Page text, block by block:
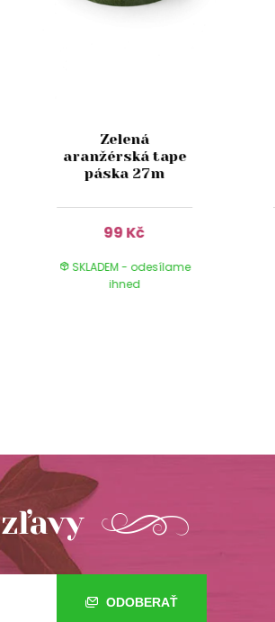
Zelená
aranžérská tape
páska 27m
99 Kč
SKLADEM - odesílame
ihned
ODOBERAŤ